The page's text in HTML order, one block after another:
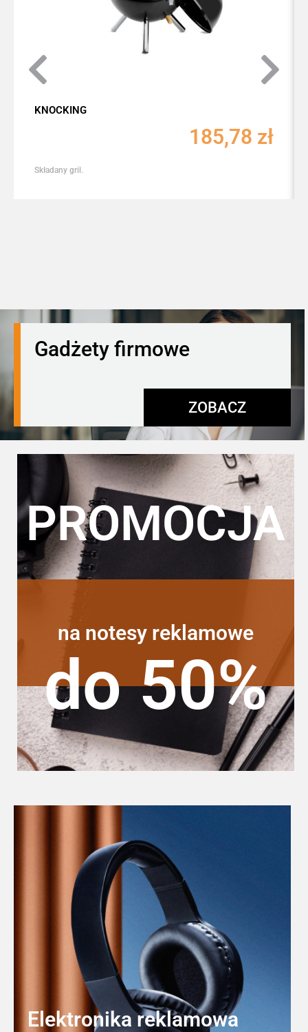
KNOCKING
185,78 zł
Składany gril.
Gadżety firmowe
ZOBACZ
PROMOCJA
na notesy reklamowe
do 50%
Elektronika reklamowa